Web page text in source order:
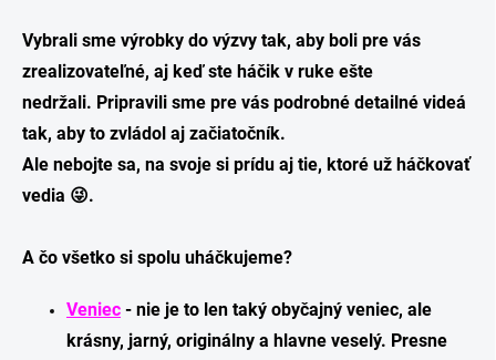
Vybrali sme výrobky do výzvy tak, aby boli pre vás
zrealizovateľné, aj keď ste háčik v ruke ešte
nedržali. Pripravili sme pre vás podrobné detailné videá
tak, aby to zvládol aj začiatočník.
Ale nebojte sa, na svoje si prídu aj tie, ktoré už háčkovať
vedia 😜.
A čo všetko si spolu uháčkujeme?
Veniec - nie je to len taký obyčajný veniec, ale
krásny, jarný, originálny a hlavne veselý. Presne